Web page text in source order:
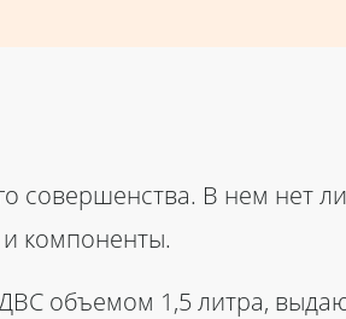
совершенства. В нем нет
компоненты.
объемом 1,5 литра,